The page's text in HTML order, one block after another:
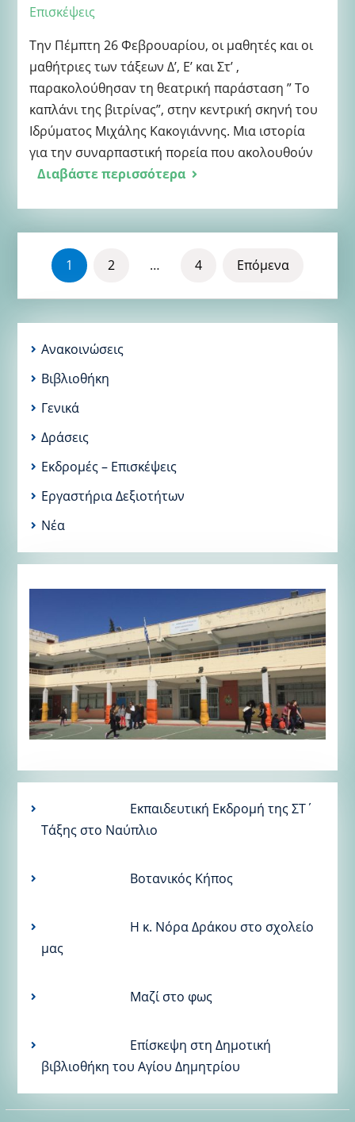
Επισκέψεις
Την Πέμπτη 26 Φεβρουαρίου, οι μαθητές και οι
μαθήτριες των τάξεων Δ’, Ε’ και Στ’ ,
παρακολούθησαν τη θεατρική παράσταση ” Το
καπλάνι της βιτρίνας”, στην κεντρική σκηνή του
Ιδρύματος Μιχάλης Κακογιάννης. Μια ιστορία
για την συναρπαστική πορεία που ακολουθούν
Διαβάστε περισσότερα
ΣΕΛΙΔΟΠΟΊΗΣΗ
ΆΡΘΡΩΝ
1 2 … 4 Επόμενα
Ανακοινώσεις
Βιβλιοθήκη
Γενικά
Δράσεις
Εκδρομές – Επισκέψεις
Εργαστήρια Δεξιοτήτων
Νέα
Εκπαιδευτική Εκδρομή της ΣΤ΄
Τάξης στο Ναύπλιο
Βοτανικός Κήπος
Η κ. Νόρα Δράκου στο σχολείο
μας
Μαζί στο φως
Επίσκεψη στη Δημοτική
βιβλιοθήκη του Αγίου Δημητρίου